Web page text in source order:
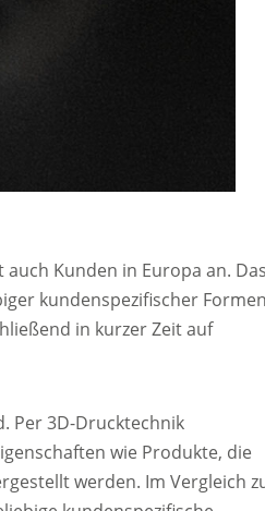
Kunden in Europa an. Das
kundenspezifischer
in kurzer Zeit auf
Per 3D-Drucktechnik
wie Produkte, die
werden. Im Vergleich